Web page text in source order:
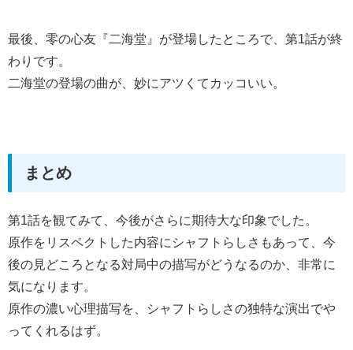
最後、零の心友『二海堂』が登場したところで、第1話が終
わりです。
二海堂の登場の曲が、妙にアツくてカッコいい。
まとめ
第1話を観てみて、今後がさらに期待大な印象でした。
原作をリスペクトした内容にシャフトらしさもあって、今
後の見どころとなる対局中の描写がどうなるのか、非常に
気になります。
原作の濃い心理描写を、シャフトらしさの独特な演出でや
ってくれるはず。